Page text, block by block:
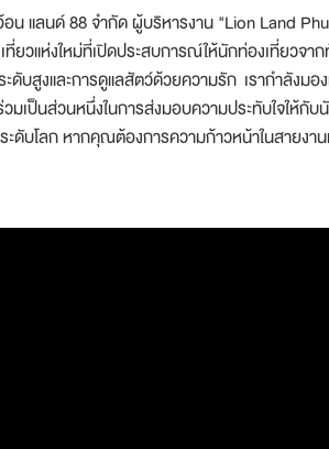
น แลนด์ 88 จำกัด ผู้บริหารงาน "Lion Land
ที่ยวแห่งใหม่ที่เปิดประสบการณ์ให้นักท่องเที่ยวจ
ดับสูงและการดูแลสัตว์ด้วยความรัก เรากำลังมอ
มเป็นส่วนหนึ่งในการส่งมอบความประทับใจให้กั
ะดับโลก หากคุณต้องการความก้าวหน้าในสายง